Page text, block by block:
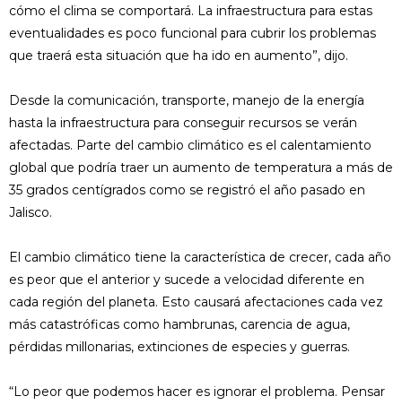
cómo el clima se comportará. La infraestructura para estas
eventualidades es poco funcional para cubrir los problemas
que traerá esta situación que ha ido en aumento”, dijo.
Desde la comunicación, transporte, manejo de la energía
hasta la infraestructura para conseguir recursos se verán
afectadas. Parte del cambio climático es el calentamiento
global que podría traer un aumento de temperatura a más de
35 grados centígrados como se registró el año pasado en
Jalisco.
El cambio climático tiene la característica de crecer, cada año
es peor que el anterior y sucede a velocidad diferente en
cada región del planeta. Esto causará afectaciones cada vez
más catastróficas como hambrunas, carencia de agua,
pérdidas millonarias, extinciones de especies y guerras.
“Lo peor que podemos hacer es ignorar el problema. Pensar